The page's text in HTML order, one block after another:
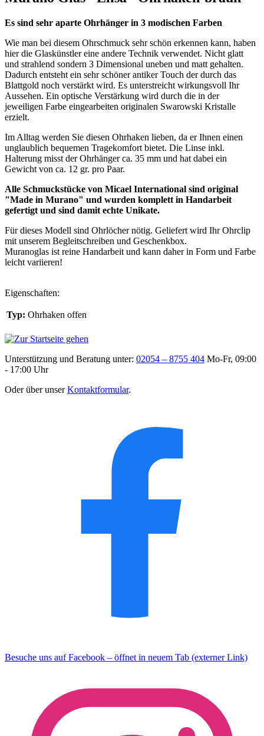
Es sind sehr aparte Ohrhänger in 3 modischen Farben
Wie man bei diesem Ohrschmuck sehr schön erkennen kann, haben
hier die Glaskünstler eine andere Technik verwendet. Nicht glatt
und strahlend sondern 3 Dimensional uneben und matt gehalten.
Dadurch entsteht ein sehr schöner antiker Touch der durch das
Blattgold noch verstärkt wird. Es unterstreicht wirkungsvoll Ihr
Aussehen. Ein optische Verstärkung wird durch die in der
jeweiligen Farbe eingearbeiten originalen Swarowski Kristalle
erzielt.
Im Alltag werden Sie diesen Ohrhaken lieben, da er Ihnen einen
unglaublich bequemen Tragekomfort bietet. Die Linse inkl.
Halterung misst der Ohrhänger ca. 35 mm und hat dabei ein
Gewicht von ca. 12 gr. pro Paar.
Alle Schmuckstücke von Micael International sind original
"Made in Murano" und wurden komplett in Handarbeit
gefertigt und sind damit echte Unikate.
Für dieses Modell sind Ohrlöcher nötig. Geliefert wird Ihr Ohrclip
mit unserem Begleitschreiben und Geschenkbox.
Muranoglas ist reine Handarbeit und kann daher in Form und Farbe
leicht variieren!
Eigenschaften:
Typ: Ohrhaken offen
Unterstützung und Beratung unter: 02054 – 8755 404 Mo-Fr, 09:00
- 17:00 Uhr
Oder über unserKontaktformular.
Besuche uns auf Facebook – öffnet in neuem Tab (externer Link)